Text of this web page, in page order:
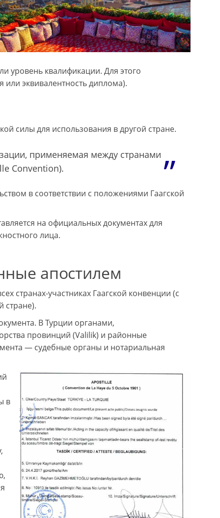
уровень квалификации. Для этого
эквивалентность диплома).
силы для использования в другой стране.
применяемая между странами
Convention).
в соответствии с положениями Гаагской
на официальных документах для
лица.
апостилем
странах-участниках Гаагской конвенции (с
стране).
В Турции органами,
провинций (Valilik) и районные
— судебные органы и нотариальная
в